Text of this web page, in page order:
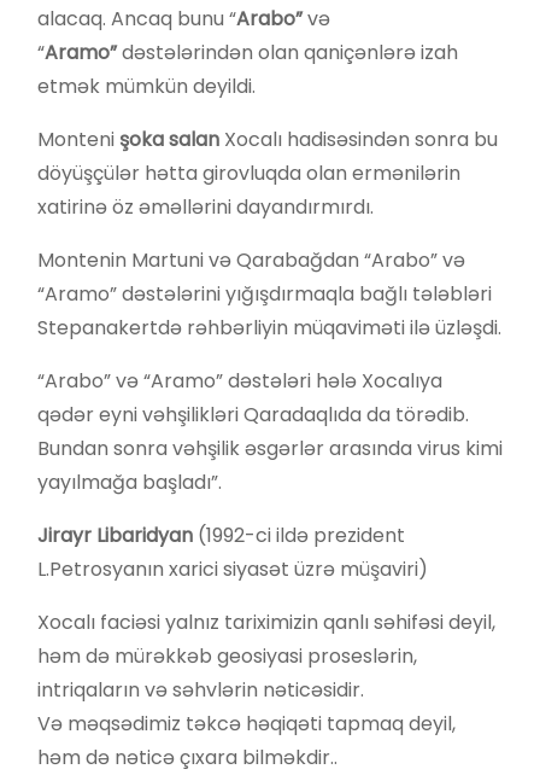
alacaq. Ancaq bunu “Arabo”və
“Aramo”dəstələrindən olan qaniçənlərə izah
etmək mümkün deyildi.
Monteni şoka salan Xocalı hadisəsindən sonra bu
döyüşçülər hətta girovluqda olan ermənilərin
xatirinə öz əməllərini dayandırmırdı.
Montenin Martuni və Qarabağdan “Arabo” və
“Aramo” dəstələrini yığışdırmaqla bağlı tələbləri
Stepanakertdə rəhbərliyin müqaviməti ilə üzləşdi.
“Arabo” və “Aramo” dəstələri hələ Xocalıya
qədər eyni vəhşilikləri Qaradaqlıda da törədib.
Bundan sonra vəhşilik əsgərlər arasında virus kimi
yayılmağa başladı”.
Jirayr Libaridyan (1992-ci ildə prezident
L.Petrosyanın xarici siyasət üzrə müşaviri)
Xocalı faciəsi yalnız tariximizin qanlı səhifəsi deyil,
həm də mürəkkəb geosiyasi proseslərin,
intriqaların və səhvlərin nəticəsidir.
Və məqsədimiz təkcə həqiqəti tapmaq deyil,
həm də nəticə çıxara bilməkdir..